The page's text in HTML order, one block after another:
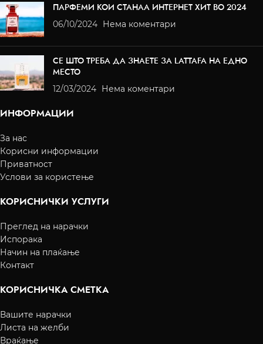
ПАРФЕМИ КОИ СТАНАА ИНТЕРНЕТ ХИТ ВО 2024
06/10/2024 Нема коментари
СЕ ШТО ТРЕБА ДА ЗНАЕТЕ ЗА LATTAFA НА ЕДНО
МЕСТО
12/03/2024 Нема коментари
ИНФОРМАЦИИ
За нас
Корисни информации
Приватност
Услови за користење
КОРИСНИЧКИ УСЛУГИ
Преглед на нарачки
Испорака
Начин на плаќање
Контакт
КОРИСНИЧКА СМЕТКА
Вашите нарачки
Листа на желби
Враќање